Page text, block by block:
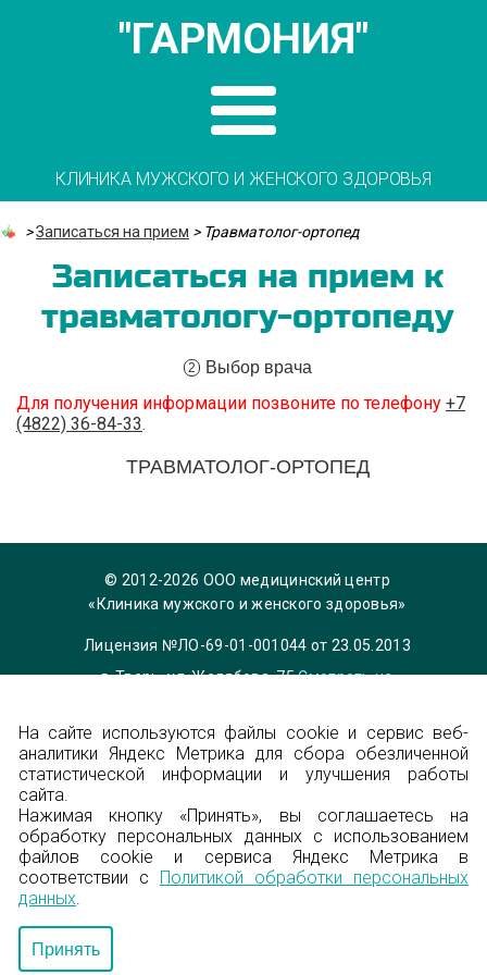
"ГАРМОНИЯ"
КЛИНИКА МУЖСКОГО И ЖЕНСКОГО ЗДОРОВЬЯ
>Записаться на прием > Травматолог-ортопед
Записаться на прием к
травматологу-ортопеду
2 Выбор врача
Для получения информации позвоните по телефону +7
(4822) 36-84-33.
ТРАВМАТОЛОГ-ОРТОПЕД
© 2012-2026 ООО медицинский центр
«Клиника мужского и женского здоровья»
Лицензия №ЛО-69-01-001044 от 23.05.2013
г. Тверь, ул. Желябова, 75Смотреть на
Телефон 8 (4822) 36-84-33,info@garmonia-
clinic.ru
Политика конфиденциальности
Энциклопедия
Карта сайта
На сайте используются файлы cookie и сервис веб-
аналитики Яндекс Метрика для сбора обезличенной
статистической информации и улучшения работы
сайта.
Нажимая кнопку «Принять», вы соглашаетесь на
обработку персональных данных с использованием
файлов cookie и сервиса Яндекс Метрика в
соответствии с Политикой обработки персональных
данных.
Принять